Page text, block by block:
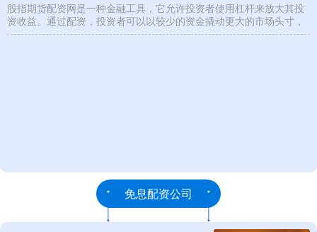
股指期货配资网是一种金融工具，它允许投资者使用杠杆来放大其投
资收益。通过配资，投资者可以以较少的资金撬动更大的市场头寸，
免息配资公司